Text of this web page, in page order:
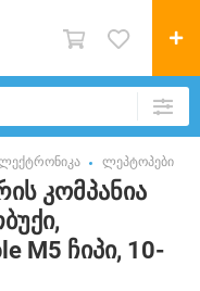
ლეპტოპები
კომპანია
M5 ჩიპი, 10-